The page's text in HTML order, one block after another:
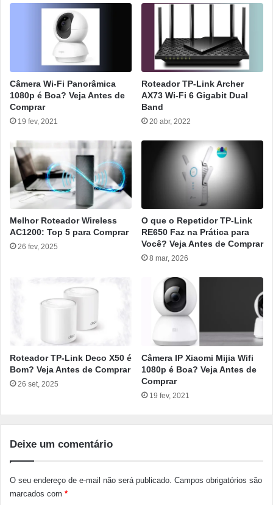
Câmera Wi-Fi Panorâmica
1080p é Boa? Veja Antes de
Comprar
19 fev, 2021
Roteador TP-Link Archer
AX73 Wi-Fi 6 Gigabit Dual
Band
20 abr, 2022
Melhor Roteador Wireless
AC1200: Top 5 para Comprar
26 fev, 2025
O que o Repetidor TP-Link
RE650 Faz na Prática para
Você? Veja Antes de Comprar
8 mar, 2026
Roteador TP-Link Deco X50 é
Bom? Veja Antes de Comprar
26 set, 2025
Câmera IP Xiaomi Mijia Wifi
1080p é Boa? Veja Antes de
Comprar
19 fev, 2021
Deixe um comentário
O seu endereço de e-mail não será publicado. Campos obrigatórios são
marcados com *